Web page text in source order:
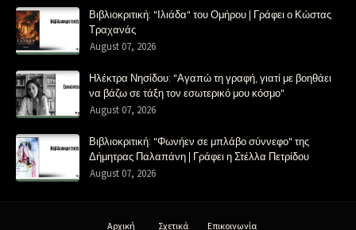
Βιβλιοκριτική: "Ιλιάδα" του Ομήρου | Γράφει ο Κώστας
Τραχανάς
August 07, 2026
Ηλέκτρα Νησίδου: "Αγαπώ τη γραφή, γιατί με βοηθάει
να βάζω σε τάξη τον εσωτερικό μου κόσμο"
August 07, 2026
Βιβλιοκριτική: "Φωνήεν σε μπλάβο σύννεφο" της
Δήμητρας Παλαπάνη | Γράφει η Στέλλα Πετρίδου
August 07, 2026
Αρχική Σχετικά Επικοινωνία